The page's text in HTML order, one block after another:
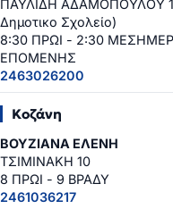
ΠΑΥΛΙΔΗ ΑΔΑΜΟΠΟΥΛΟΥ 10
Δημοτικο Σχολείο)
8:30 ΠΡΩΙ - 2:30
ΕΠΟΜΕΝΗΣ
2463026200
Κοζάνη
ΒΟΥΖΙΑΝΑ ΕΛΕΝΗ
ΤΣΙΜΙΝΑΚΗ 10
8 ΠΡΩΙ - 9 ΒΡΑΔΥ
2461036217